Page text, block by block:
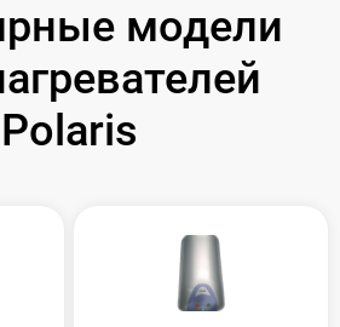
модели
Polaris